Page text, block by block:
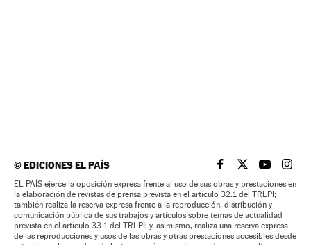
©EDICIONES EL PAÍS EL PAÍS BRASIL EN
EL PAÍSEL PAÍS
EL
EL PAÍS ejerce la oposición expresa frente al uso de sus obras y prestaciones en
la elaboración de revistas de prensa prevista en el artículo 32.1 del TRLPI;
también realiza la reserva expresa frente a la reproducción, distribución y
comunicación pública de sus trabajos y artículos sobre temas de actualidad
prevista en el artículo 33.1 del TRLPI; y, asimismo, realiza una reserva expresa
de las reproducciones y usos de las obras y otras prestaciones accesibles desde